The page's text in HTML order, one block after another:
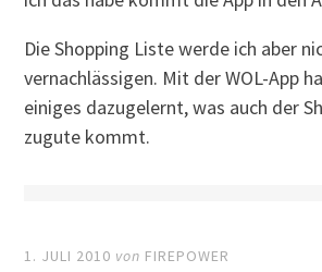
Die Shopping Liste werde ich aber
vernachlässigen. Mit der WOL-App
einiges dazugelernt, was auch der
zugute kommt.
1. JULI 2010 von FIREPOWER